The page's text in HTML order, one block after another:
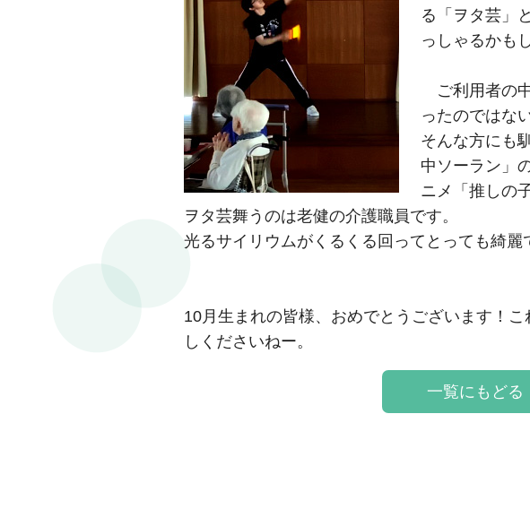
る「ヲタ芸」
っしゃるかも
ご利用者の
ったのではな
そんな方にも
中ソーラン」
ニメ「推しの
ヲタ芸舞うのは老健の介護職員です。
光るサイリウムがくるくる回ってとっても綺麗
10月生まれの皆様、おめでとうございます！
しくださいねー。
一覧にもどる